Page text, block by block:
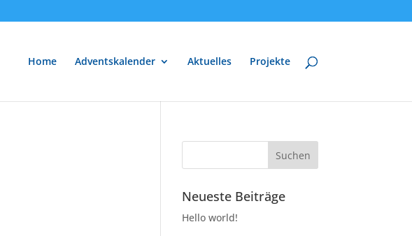
Home Adventskalender Aktuelles Projekte
Neueste Beiträge
Hello world!